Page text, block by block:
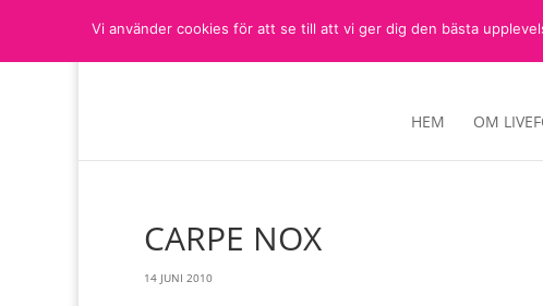
HEM OM
CARPE NOX
14 JUNI 2010
Vi använder cookies för att se till att vi ger dig den bästa